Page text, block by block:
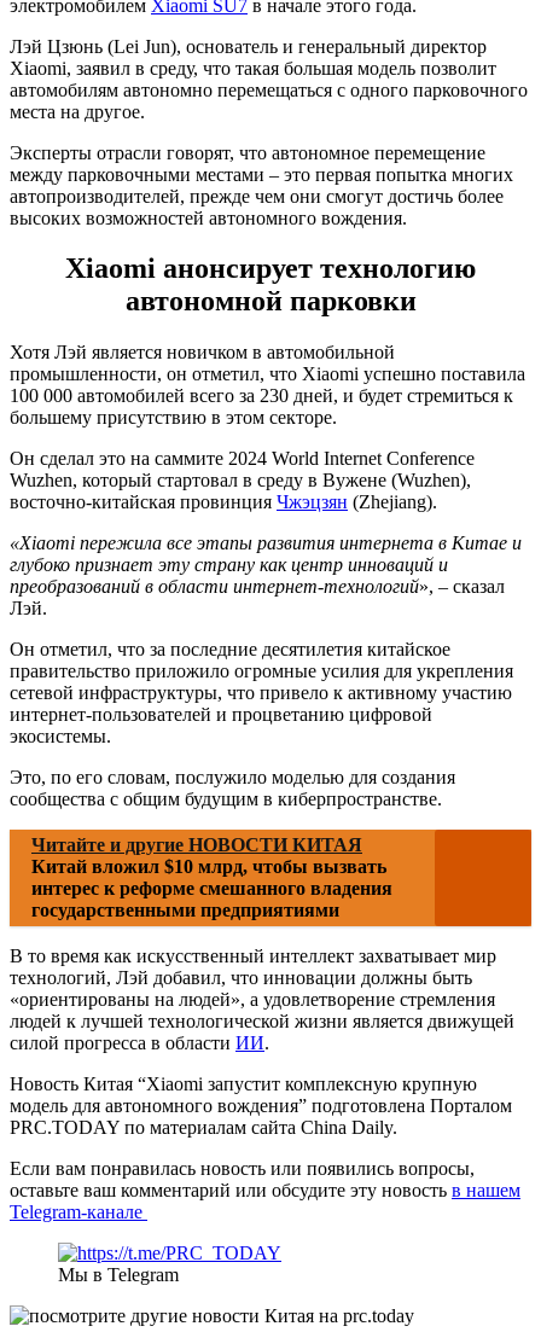
электромобилем Xiaomi SU7 в начале этого года.
Лэй Цзюнь (Lei Jun), основатель и генеральный директор
Xiaomi, заявил в среду, что такая большая модель позволит
автомобилям автономно перемещаться с одного парковочного
места на другое.
Эксперты отрасли говорят, что автономное перемещение
между парковочными местами – это первая попытка многих
автопроизводителей, прежде чем они смогут достичь более
высоких возможностей автономного вождения.
Xiaomi анонсирует технологию
автономной парковки
Хотя Лэй является новичком в автомобильной
промышленности, он отметил, что Xiaomi успешно поставила
100 000 автомобилей всего за 230 дней, и будет стремиться к
большему присутствию в этом секторе.
Он сделал это на саммите 2024 World Internet Conference
Wuzhen, который стартовал в среду в Вужене (Wuzhen),
восточно-китайская провинция Чжэцзян (Zhejiang).
«Xiaomi пережила все этапы развития интернета в Китае и
глубоко признает эту страну как центр инноваций и
преобразований в области интернет-технологий», – сказал
Лэй.
Он отметил, что за последние десятилетия китайское
правительство приложило огромные усилия для укрепления
сетевой инфраструктуры, что привело к активному участию
интернет-пользователей и процветанию цифровой
экосистемы.
Это, по его словам, послужило моделью для создания
сообщества с общим будущим в киберпространстве.
Читайте и другие НОВОСТИ КИТАЯ
Китай вложил $10 млрд, чтобы вызвать
интерес к реформе смешанного владения
государственными предприятиями
В то время как искусственный интеллект захватывает мир
технологий, Лэй добавил, что инновации должны быть
«ориентированы на людей», а удовлетворение стремления
людей к лучшей технологической жизни является движущей
силой прогресса в области ИИ.
Новость Китая “Xiaomi запустит комплексную крупную
модель для автономного вождения” подготовлена Порталом
PRC.TODAY по материалам сайта China Daily.
Если вам понравилась новость или появились вопросы,
оставьте ваш комментарий или обсудите эту новость в нашем
Telegram-канале
Мы в Telegram